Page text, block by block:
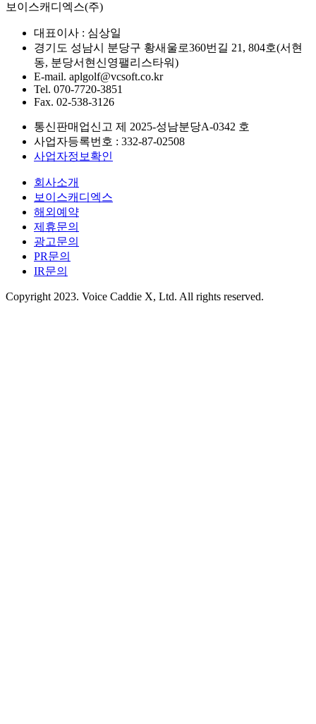
보이스캐디엑스(주)
대표이사 : 심상일
경기도 성남시 분당구 황새울로360번길 21, 804호(서현
동, 분당서현신영팰리스타워)
E-mail. aplgolf@vcsoft.co.kr
Tel. 070-7720-3851
Fax. 02-538-3126
통신판매업신고 제 2025-성남분당A-0342 호
사업자등록번호 : 332-87-02508
사업자정보확인
회사소개
보이스캐디엑스
해외예약
제휴문의
광고문의
PR문의
IR문의
Copyright 2023. Voice Caddie X, Ltd. All rights reserved.